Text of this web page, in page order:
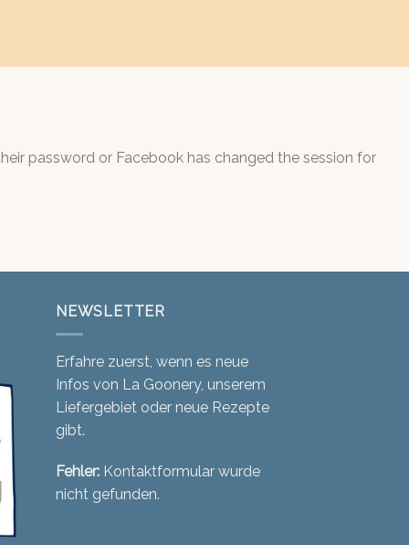
password or Facebook has changed the session for
NEWSLETTER
Erfahre zuerst, wenn es neue
Infos von La Goonery, unserem
Liefergebiet oder neue Rezepte
gibt.
Fehler: Kontaktformular wurde
nicht gefunden.